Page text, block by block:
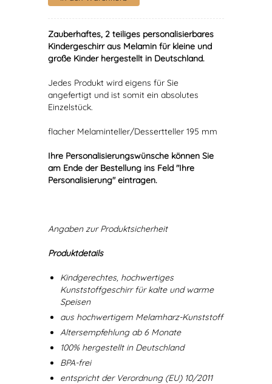
Zauberhaftes, 2 teiliges personalisierbares
Kindergeschirr aus Melamin für kleine und
große Kinder hergestellt in Deutschland.
Jedes Produkt wird eigens für Sie
angefertigt und ist somit ein absolutes
Einzelstück.
flacher Melaminteller/Dessertteller 195 mm
Ihre Personalisierungswünsche können Sie
am Ende der Bestellung ins Feld "Ihre
Personalisierung" eintragen.
Angaben zur Produktsicherheit
Produktdetails
Kindgerechtes, hochwertiges
Kunststoffgeschirr für kalte und warme
Speisen
aus hochwertigem Melamharz-Kunststoff
Altersempfehlung ab 6 Monate
100% hergestellt in Deutschland
BPA-frei
entspricht der Verordnung (EU) 10/2011